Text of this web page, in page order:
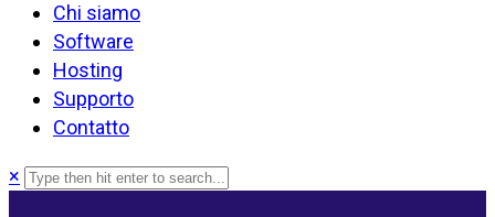
Chi siamo
Software
Hosting
Supporto
Contatto
×